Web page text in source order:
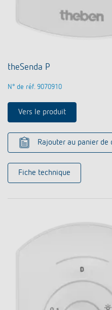
theSenda P
N° de réf. 9070910
Vers le produit
Rajouter au panier de
Fiche technique